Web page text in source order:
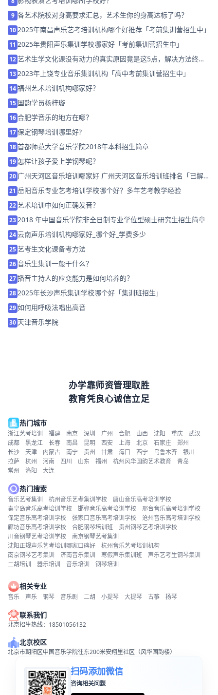
9 各艺术院校对身高要求汇总，艺术生你的身高达标了吗？
102025年南昌声乐艺考培训机构哪个好推荐「考前集训营招生中」
11 2025年贵阳声乐集训学校哪家好「考前集训营招生中」
12艺术生学文化课没有动力的真实原因竟是这5点，解决方法终于
来了！
132023年上饶专业音乐集训机构「高中考前集训营招生中」
14福州艺术培训机构哪家好？
15 国韵学员杨梓璇
16合肥学音乐的地方在哪？
17保定钢琴培训哪里好?
18首都师范大学音乐学院2018年本科招生简章
19 怎样让孩子爱上学钢琴呢？
20 广州天河区音乐培训哪家好 广州天河区音乐培训班排名「已解
决」
21 岳阳音乐专业艺考培训学校哪个好？多年艺考教学经验
22艺术培训中如何正确发音？
232018 年中国音乐学院非全日制专业学位型硕士研究生招生简章
24云南声乐培训机构哪家好_哪个好_学费多少
25艺考生文化课备考方法
26音乐生集训一般干什么？
27播音主持人的应变能力是如何培养的？
282025年长沙声乐集训学校哪个好「集训班招生」
29如何用呼吸法唱出高音
30 天津音乐学院
办学靠师资管理取胜
教育凭良心诚信立足
热门城市
浙江艺考培训 福建 南京 深圳 广州 合肥 山西 沈阳 重庆
武汉
成都
黑龙江 长春 南昌 昆明 西安 上海 北京 石家庄
郑州
长沙
天津 内蒙古 南宁 贵州 甘肃 海口 西宁 乌鲁木齐
银川
拉萨
杭州 河南 四川 山东 福州 杭州风华国韵艺术教育
青岛
常州
洛阳 大连
热门搜索
音乐艺考集训 杭州音乐艺考集训学校
唐山音乐高考培训学校
秦皇岛音乐高考培训学校
邯郸音乐高考培训学校
邢台音乐高考培训学校
保定音乐高考培训学校
张家口音乐高考培训学校
沧州音乐高考培训学校
廊坊音乐高考培训学校
合肥钢琴培训班
贵州钢琴艺考培训学校
川音钢琴艺考培训学校
南京钢琴艺考集训
沈阳正规声乐艺考培训哪家口碑好
杭州音乐艺考培训机构
南京钢琴艺考集训
济南音乐集训 寒假声乐集训班
声乐艺考生钢琴集训
二胡培训
器乐培训 音乐培训 钢琴培训
相关专业
音乐 声乐 钢琴 音乐剧 二胡 小提琴 大提琴 古筝 扬琴
联系我们
北京招生热线：18501056132
北京校区
北京市朝阳区中国音乐学院往东200米安翔里社区（风华国韵楼）
扫码添加微信
咨询相关问题